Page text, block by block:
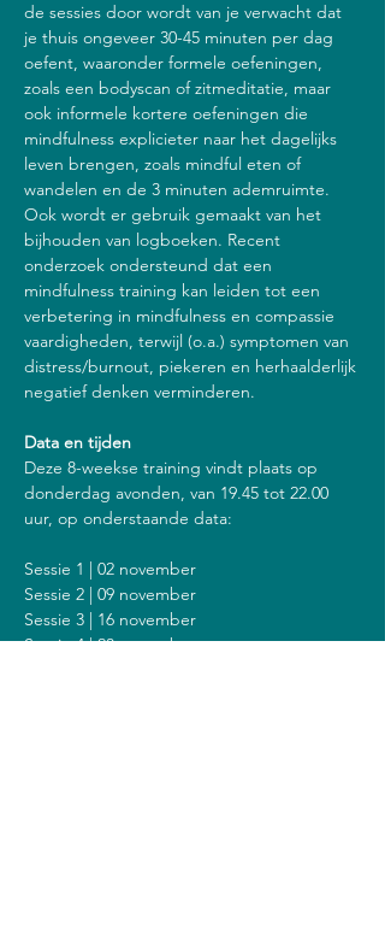
de sessies door wordt van je verwacht dat
je thuis ongeveer 30-45 minuten per dag
oefent, waaronder formele oefeningen,
zoals een bodyscan of zitmeditatie, maar
ook informele kortere oefeningen die
mindfulness explicieter naar het dagelijks
leven brengen, zoals mindful eten of
wandelen en de 3 minuten ademruimte.
Ook wordt er gebruik gemaakt van het
bijhouden van logboeken. Recent
onderzoek ondersteund dat een
mindfulness training kan leiden tot een
verbetering in mindfulness en compassie
vaardigheden, terwijl (o.a.) symptomen van
distress/burnout, piekeren en herhaalderlijk
negatief denken verminderen.
Data en tijden
Deze 8-weekse training vindt plaats op
donderdag avonden, van 19.45 tot 22.00
uur, op onderstaande data:
Sessie 1 | 02 november
Sessie 2 | 09 november
Sessie 3 | 16 november
Sessie 4 | 23 november